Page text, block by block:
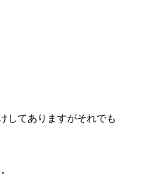
してありますがそれでも